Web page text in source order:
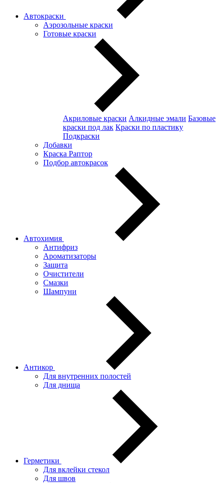
Автокраски
Аэрозольные краски
Готовые краски
Акриловые краски Алкидные эмали Базовые
краски под лак Краски по пластику
Подкраски
Добавки
Краска Раптор
Подбор автокрасок
Автохимия
Антифриз
Ароматизаторы
Защита
Очистители
Смазки
Шампуни
Антикор
Для внутренних полостей
Для днища
Герметики
Для вклейки стекол
Для швов